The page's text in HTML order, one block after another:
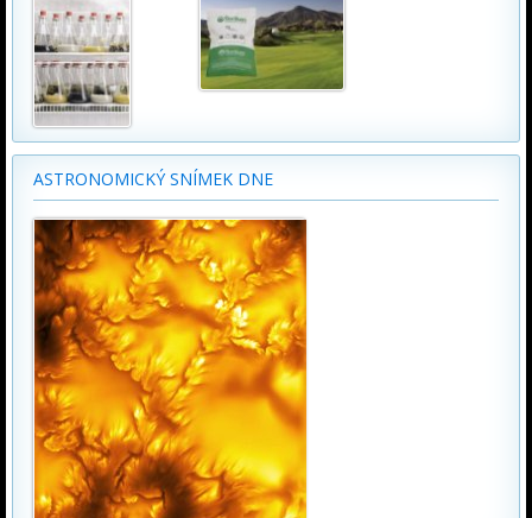
ASTRONOMICKÝ SNÍMEK DNE